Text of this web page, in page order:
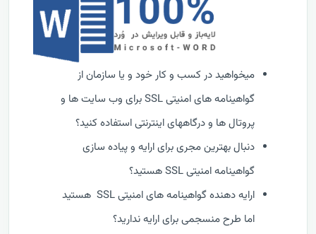
میخواهید در کسب و کار خود و یا سازمان از
گواهینامه های امنیتی SSL برای وب سایت ها و
پروتال ها و درگاههای اینترنتی استفاده کنید؟
دنبال بهترین مجری برای ارایه و پیاده سازی
گواهینامه امنیتی SSL هستید؟
ارایه دهنده گواهینامه های امنیتی SSL هستید
اما طرح منسجمی برای ارایه ندارید؟